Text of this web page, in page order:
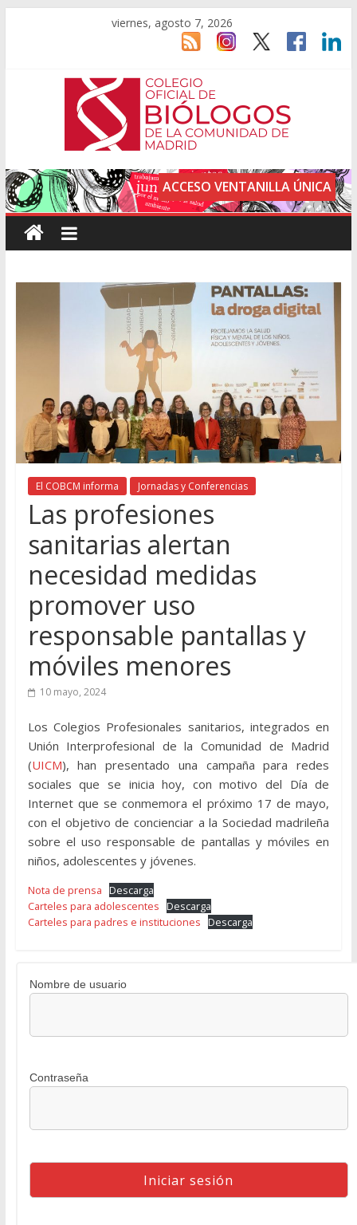
viernes, agosto 7, 2026
ACCESO VENTANILLA ÚNICA
El COBCM informa Jornadas y Conferencias
Las profesiones
sanitarias alertan
necesidad medidas
promover uso
responsable pantallas y
móviles menores
10 mayo, 2024
Los Colegios Profesionales sanitarios, integrados en
Unión Interprofesional de la Comunidad de Madrid
(UICM), han presentado una campaña para redes
sociales que se inicia hoy, con motivo del Día de
Internet que se conmemora el próximo 17 de mayo,
con el objetivo de concienciar a la Sociedad madrileña
sobre el uso responsable de pantallas y móviles en
niños, adolescentes y jóvenes.
Nota de prensa Descarga
Carteles para adolescentes Descarga
Carteles para padres e instituciones Descarga
Nombre de usuario
Contraseña